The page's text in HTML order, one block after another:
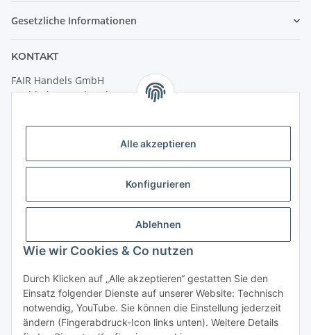
Alle akzeptieren
Konfigurieren
Ablehnen
Wie wir Cookies & Co nutzen
Durch Klicken auf „Alle akzeptieren“ gestatten Sie den
Einsatz folgender Dienste auf unserer Website: Technisch
notwendig, YouTube. Sie können die Einstellung jederzeit
ändern (Fingerabdruck-Icon links unten). Weitere Details
Gesetzliche Informationen
KONTAKT
FAIR Handels GmbH
(Weltladen Innsbruck)
6020 Innsbruck
Öffnungszeiten:
Vertrag widerrufen